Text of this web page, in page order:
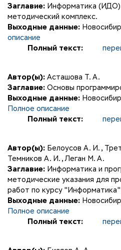
Заглавие: Информатика (ИДО)
методический комплекс.
Выходные данные:
описание
Полный текст:
Автор(ы): Асташова Т. А.
Заглавие: Основы
Выходные данные:
Полное описание
Полный текст:
Автор(ы): Белоусов А. И. ,
Темников А. И. ,Леган М. А.
Заглавие: Информатика и
методические указания для
работ по курсу
Выходные данные:
Полное описание
Полный текст: